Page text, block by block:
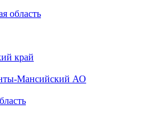
область
край
Мансийский АО